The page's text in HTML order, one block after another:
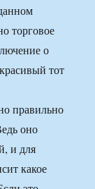
торговое
о
тот
правильно
оно
и для
какое